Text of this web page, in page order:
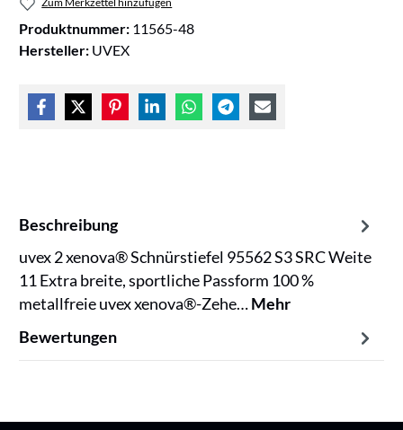
Produktnummer: 11565-48
Hersteller: UVEX
Beschreibung
uvex 2 xenova® Schnürstiefel 95562 S3 SRC Weite
11 Extra breite, sportliche Passform 100 %
metallfreie uvex xenova®-Zehe…Mehr
Bewertungen